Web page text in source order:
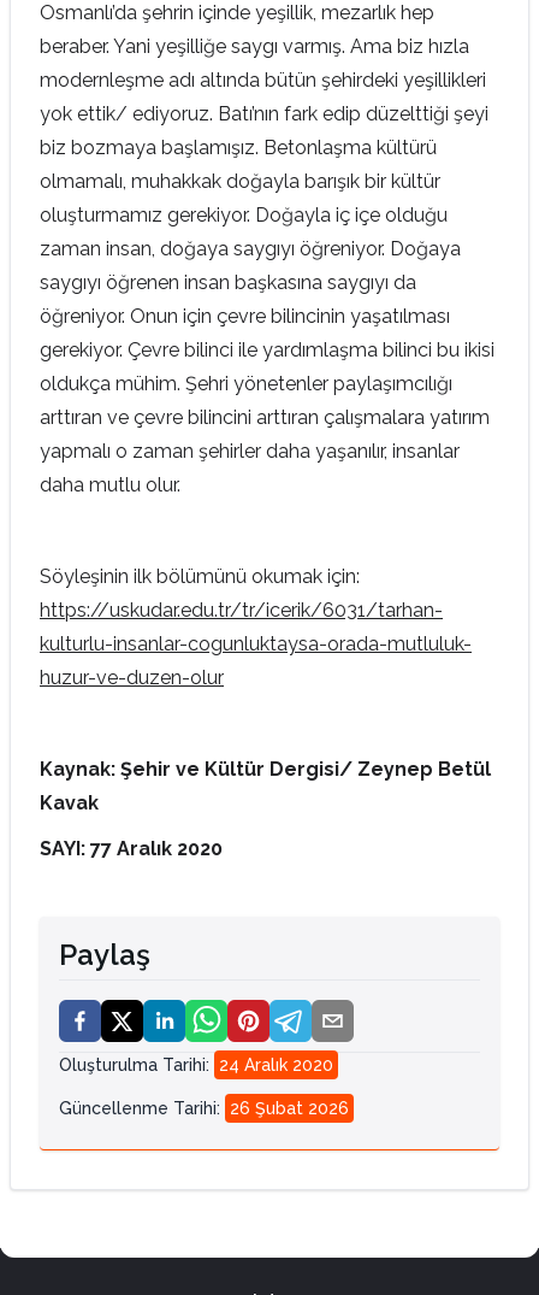
Osmanlı’da şehrin içinde yeşillik, mezarlık hep
beraber. Yani yeşilliğe saygı varmış. Ama biz hızla
modernleşme adı altında bütün şehirdeki yeşillikleri
yok ettik/ ediyoruz. Batı’nın fark edip düzelttiği şeyi
biz bozmaya başlamışız. Betonlaşma kültürü
olmamalı, muhakkak doğayla barışık bir kültür
oluşturmamız gerekiyor. Doğayla iç içe olduğu
zaman insan, doğaya saygıyı öğreniyor. Doğaya
saygıyı öğrenen insan başkasına saygıyı da
öğreniyor. Onun için çevre bilincinin yaşatılması
gerekiyor. Çevre bilinci ile yardımlaşma bilinci bu ikisi
oldukça mühim. Şehri yönetenler paylaşımcılığı
arttıran ve çevre bilincini arttıran çalışmalara yatırım
yapmalı o zaman şehirler daha yaşanılır, insanlar
daha mutlu olur.
Söyleşinin ilk bölümünü okumak için:
https://uskudar.edu.tr/tr/icerik/6031/tarhan-
kulturlu-insanlar-cogunluktaysa-orada-mutluluk-
huzur-ve-duzen-olur
Kaynak: Şehir ve Kültür Dergisi/ Zeynep Betül
Kavak
SAYI: 77 Aralık 2020
Paylaş
Oluşturulma Tarihi: 24 Aralık 2020
Güncellenme Tarihi: 26 Şubat 2026